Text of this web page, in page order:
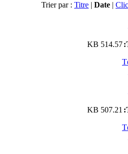
Trier par : Titre | Date |
514.57 KB
507.21 KB